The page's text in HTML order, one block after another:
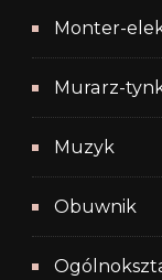
Monter-
Murarz-
Muzyk
Obuwnik